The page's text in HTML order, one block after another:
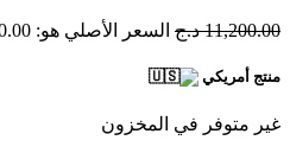
11,200.00 د.ج السعر الأصلي هو: 11,200.00 د.ج.
منتج أمريكي
غير متوفر في المخزون